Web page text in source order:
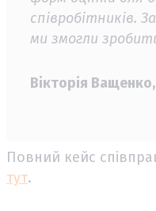
співробітників.
ми змогли
Вікторія
Повний кейс
тут.